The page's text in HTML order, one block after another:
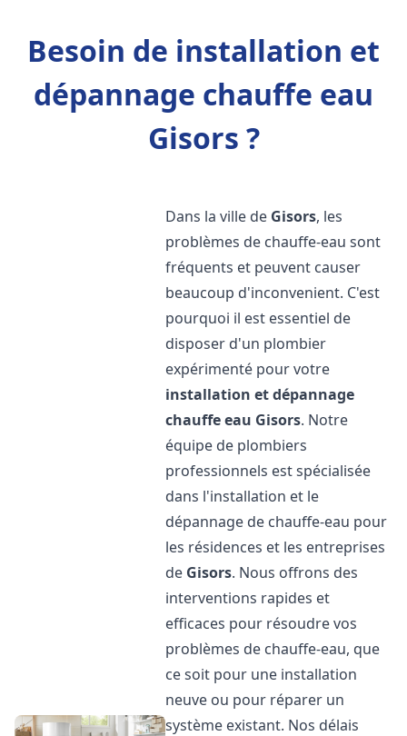
Besoin de installation et
dépannage chauffe eau
Gisors ?
Dans la ville de Gisors, les
problèmes de chauffe-eau sont
fréquents et peuvent causer
beaucoup d'inconvenient. C'est
pourquoi il est essentiel de
disposer d'un plombier
expérimenté pour votre
installation et dépannage
chauffe eau Gisors. Notre
équipe de plombiers
professionnels est spécialisée
dans l'installation et le
dépannage de chauffe-eau pour
les résidences et les entreprises
de Gisors. Nous offrons des
interventions rapides et
efficaces pour résoudre vos
problèmes de chauffe-eau, que
ce soit pour une installation
neuve ou pour réparer un
système existant. Nos délais